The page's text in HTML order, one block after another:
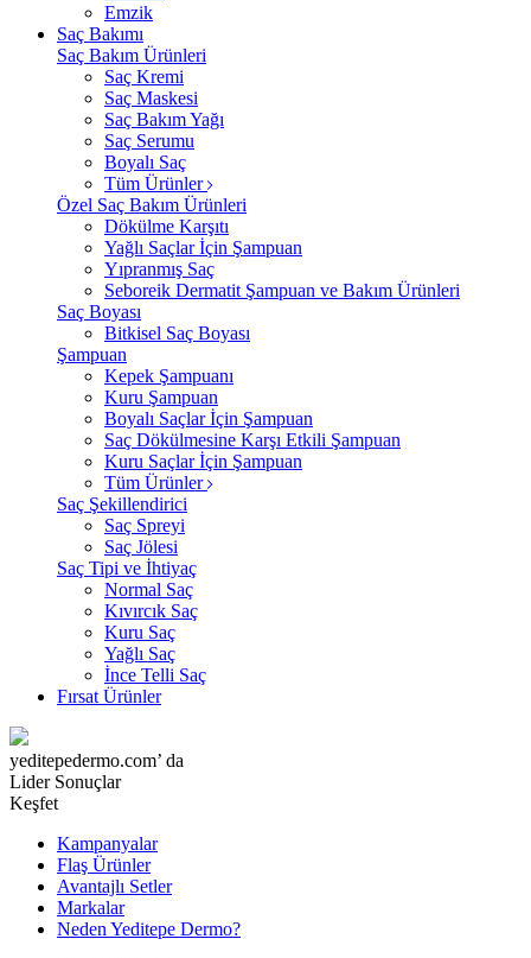
Emzik
Saç Bakımı
Saç Bakım Ürünleri
Saç Kremi
Saç Maskesi
Saç Bakım Yağı
Saç Serumu
Boyalı Saç
Tüm Ürünler
Özel Saç Bakım Ürünleri
Dökülme Karşıtı
Yağlı Saçlar İçin Şampuan
Yıpranmış Saç
Seboreik Dermatit Şampuan ve Bakım Ürünleri
Saç Boyası
Bitkisel Saç Boyası
Şampuan
Kepek Şampuanı
Kuru Şampuan
Boyalı Saçlar İçin Şampuan
Saç Dökülmesine Karşı Etkili Şampuan
Kuru Saçlar İçin Şampuan
Tüm Ürünler
Saç Şekillendirici
Saç Spreyi
Saç Jölesi
Saç Tipi ve İhtiyaç
Normal Saç
Kıvırcık Saç
Kuru Saç
Yağlı Saç
İnce Telli Saç
Fırsat Ürünler
yeditepedermo.com’ da
Lider Sonuçlar
Keşfet
Kampanyalar
Flaş Ürünler
Avantajlı Setler
Markalar
Neden Yeditepe Dermo?